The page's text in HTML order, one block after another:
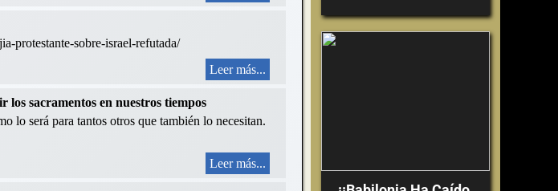
protestante-sobre-israel-refutada/
Leer más...
los sacramentos en nuestros tiempos
lo será para tantos otros que también lo necesitan.
Leer más...